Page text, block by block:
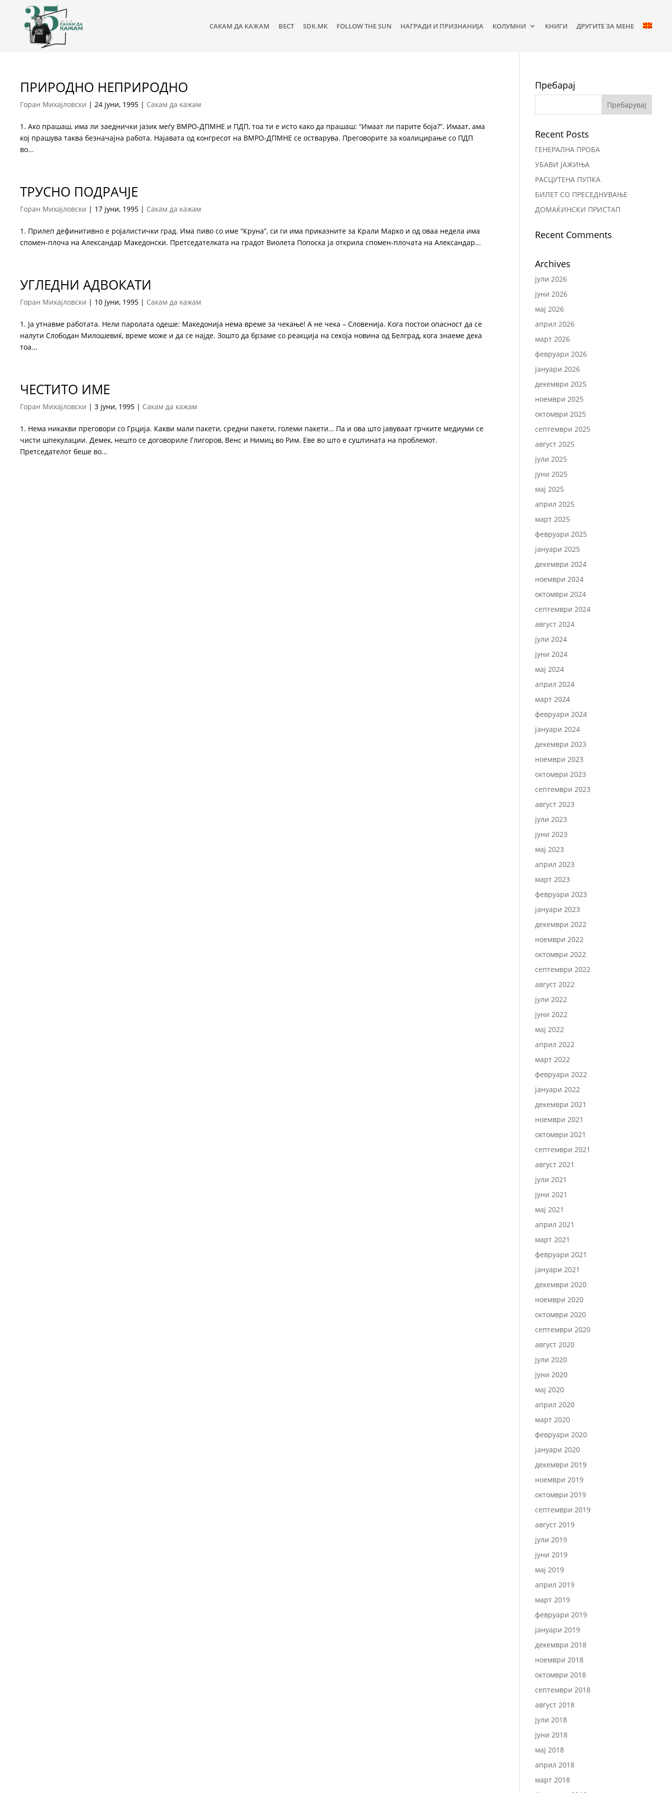
САКАМ ДА КАЖАМ ВЕСТ SDK.MK FOLLOW THE SUN НАГРАДИ И ПРИЗНАНИЈА КОЛУМНИ КНИГИ ДРУГИТЕ ЗА МЕНЕ
ПРИРОДНО НЕПРИРОДНО
Горан Михајловски |24 јуни, 1995 | Сакам да кажам
1. Ако прашаш, има ли заеднички јазик меѓу ВМРО-ДПМНЕ и ПДП, тоа ти е исто како да прашаш: “Имаат ли парите боја?”. Имаат, ама
кој прашува таква безначајна работа. Најавата од конгресот на ВМРО-ДПМНЕ се остварува. Преговорите за коалицирање со ПДП
во...
ТРУСНО ПОДРАЧЈЕ
Горан Михајловски | 17 јуни, 1995 | Сакам да кажам
1. Прилеп дефинитивно е ројалистички град. Има пиво со име “Круна”, си ги има приказните за Крали Марко и од оваа недела има
спомен-плоча на Алексан­дар Македонски. Претседателката на градот Виолета Попоска ја открила спомен-плочата на Александар...
УГЛЕДНИ АДВОКАТИ
Горан Михајловски | 10 јуни, 1995 | Сакам да кажам
1. Ја утнавме работата. Нели паролата одеше: Македонија нема време за чекање! А не чека – Словенија. Кога постои опасност да се
налути Слободан Ми­ло­­ше­виќ, време може и да се најде. Зошто да брзаме со реакција на секоја новина од Белград, кога знаеме дека
тоа...
ЧЕСТИТО ИМЕ
Горан Михајловски |3 јуни, 1995 | Сакам да кажам
1. Нема никакви преговори со Грција. Какви мали пакети, средни пакети, големи пакети… Па и ова што јавуваат грчките медиуми се
чисти шпекулации. Демек, нешто се договориле Глигоров, Венс и Нимиц во Рим. Еве во што е суштината на проблемот.
Претседателот беше во...
Пребарај
Recent Posts
ГЕНЕРАЛНА ПРОБА
УБАВИ ЈАЖИЊА
РАСЦУТЕНА ПУПКА
БИЛЕТ СО ПРЕСЕДНУВАЊЕ
ДОМАЌИНСКИ ПРИСТАП
Recent Comments
Archives
јули 2026
јуни 2026
мај 2026
април 2026
март 2026
февруари 2026
јануари 2026
декември 2025
ноември 2025
октомври 2025
септември 2025
август 2025
јули 2025
јуни 2025
мај 2025
април 2025
март 2025
февруари 2025
јануари 2025
декември 2024
ноември 2024
октомври 2024
септември 2024
август 2024
јули 2024
јуни 2024
мај 2024
април 2024
март 2024
февруари 2024
јануари 2024
декември 2023
ноември 2023
октомври 2023
септември 2023
август 2023
јули 2023
јуни 2023
мај 2023
април 2023
март 2023
февруари 2023
јануари 2023
декември 2022
ноември 2022
октомври 2022
септември 2022
август 2022
јули 2022
јуни 2022
мај 2022
април 2022
март 2022
февруари 2022
јануари 2022
декември 2021
ноември 2021
октомври 2021
септември 2021
август 2021
јули 2021
јуни 2021
мај 2021
април 2021
март 2021
февруари 2021
јануари 2021
декември 2020
ноември 2020
октомври 2020
септември 2020
август 2020
јули 2020
јуни 2020
мај 2020
април 2020
март 2020
февруари 2020
јануари 2020
декември 2019
ноември 2019
октомври 2019
септември 2019
август 2019
јули 2019
јуни 2019
мај 2019
април 2019
март 2019
февруари 2019
јануари 2019
декември 2018
ноември 2018
октомври 2018
септември 2018
август 2018
јули 2018
јуни 2018
мај 2018
април 2018
март 2018